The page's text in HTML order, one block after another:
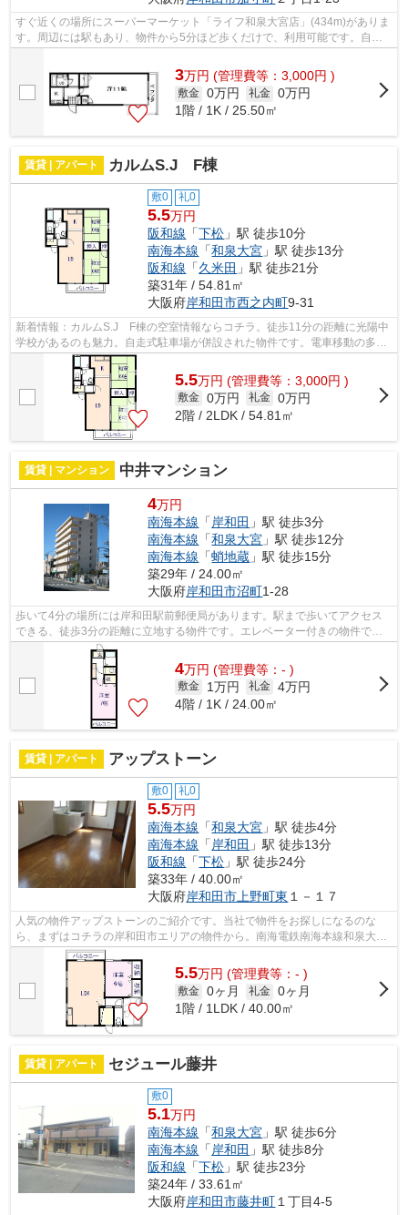
すぐ近くの場所にスーパーマーケット「ライフ和泉大宮店」(434m)がありま
す。周辺には駅もあり、物件から5分ほど歩くだけで、利用可能です。自走
3万円 (管理費等：3,000円 )
敷金 0万円 礼金 0万円
1階 / 1K / 25.50㎡
賃貸 | アパート カルムS.J F棟
敷0 礼0
5.5万円
阪和線 「下松 」駅 徒歩10分
南海本線 「和泉大宮 」駅 徒歩13分
阪和線 「久米田 」駅 徒歩21分
築31年 / 54.81㎡
大阪府岸和田市西之内町9-31
新着情報：カルムS.J F棟の空室情報ならコチラ。徒歩11分の距離に光陽中
学校があるのも魅力。自走式駐車場が併設された物件です。電車移動の多い
方に嬉しい駅から徒歩10分の物件です...
5.5万円 (管理費等：3,000円 )
敷金 0万円 礼金 0万円
2階 / 2LDK / 54.81㎡
賃貸 | マンション 中井マンション
4万円
南海本線 「 岸和田 」駅 徒歩3分
南海本線 「和泉大宮 」駅 徒歩12分
南海本線 「蛸地蔵 」駅 徒歩15分
築29年 / 24.00㎡
大阪府岸和田市沼町1-28
歩いて4分の場所には岸和田駅前郵便局があります。駅まで歩いてアクセス
できる、徒歩3分の距離に立地する物件です。エレベーター付きの物件で
す。こちらの物件はマンションです。大起...
4万円 (管理費等：- )
敷金 1万円 礼金 4万円
4階 / 1K / 24.00㎡
賃貸 | アパート アップストーン
敷0 礼0
5.5万円
南海本線 「和泉大宮 」駅 徒歩4分
南海本線 「 岸和田 」駅 徒歩13分
阪和線 「下松 」駅 徒歩24分
築33年 / 40.00㎡
大阪府岸和田市 上野町東 １－１７
人気の物件アップストーンのご紹介です。当社で物件をお探しになるのな
ら、まずはコチラの岸和田市エリアの物件から。南海電鉄南海本線和泉大宮
駅周辺の事なら、0120-163-867からご相...
5.5万円 (管理費等：- )
敷金 0ヶ月 礼金 0ヶ月
1階 / 1LDK / 40.00㎡
賃貸 | アパート セジュール藤井
敷0
5.1万円
南海本線 「和泉大宮 」駅 徒歩6分
南海本線 「 岸和田 」駅 徒歩8分
阪和線 「下松 」駅 徒歩23分
築24年 / 33.61㎡
大阪府岸和田市藤井町 １丁目4-5